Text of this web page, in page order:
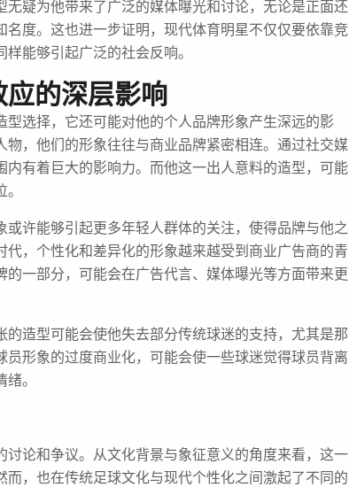
疑为他带来了广泛的媒体曝光和讨论，无论是正面还
度。这也进一步证明，现代体育明星不仅仅要依靠竞
能够引起广泛的社会反响。
的深层影响
选择，它还可能对他的个人品牌形象产生深远的影
，他们的形象往往与商业品牌紧密相连。通过社交媒
有着巨大的影响力。而他这一出人意料的造型，可能
许能够引起更多年轻人群体的关注，使得品牌与他之
，个性化和差异化的形象越来越受到商业广告商的青
一部分，可能会在广告代言、媒体曝光等方面带来更
造型可能会使他失去部分传统球迷的支持，尤其是那
形象的过度商业化，可能会使一些球迷觉得球员背离
。
论和争议。从文化背景与象征意义的角度来看，这一
，也在传统足球文化与现代个性化之间激起了不同的